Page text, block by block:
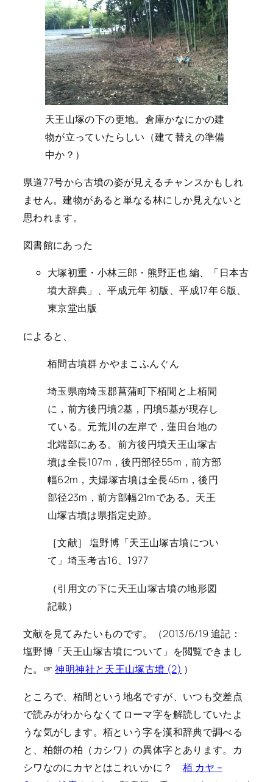
天王山塚の下の更地。倉庫かなにかの建
物が立っていたらしい（建て替えの準備
中か？）
県道77号から古墳の姿が見えるチャンスかもしれ
ません。建物があると単なる林にしか見えないと
思われます。
図書館にあった
大塚初重・小林三郎・熊野正也 編、「日本古
墳大辞典」、平成元年 初版、平成17年 6版、
東京堂出版
によると、
栢間古墳群 かやまこふんぐん
埼玉県南埼玉郡菖蒲町下栢間と上栢間
に，前方後円墳2基，円墳5基が現存し
ている。元荒川の左岸で，蓮田台地の
北端部にある。前方後円墳天王山塚古
墳は全長107m，後円部径55m，前方部
幅62m，夫婦塚古墳は全長45m，後円
部径23m，前方部幅21mである。天王
山塚古墳は県指定史跡。
［文献］ 塩野博「天王山塚古墳につい
て」埼玉考古16、1977
（引用文の下に天王山塚古墳の地形図
記載）
文献を見てみたいものです。（2013/6/19 追記：
塩野博「天王山塚古墳について」を閲覧できまし
た。☞神明神社と天王山塚古墳 (2) ）
ところで、栢間という地名ですが、いつも交差点
で読みがわからなくてローマ字を解読していたよ
うな気がします。栢という字を漢和辞典で調べる
と、柏餅の柏（カシワ）の異体字とあります。カ
シワなのにカヤとはこれいかに？ 栢 カヤ –